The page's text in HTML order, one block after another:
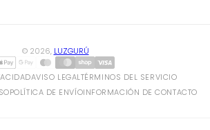
© 2026, LUZGURÚ
AVISO LEGALTÉRMINOS DEL SERVICIO
POLÍTICA DE ENVÍOINFORMACIÓN DE CONTACTO